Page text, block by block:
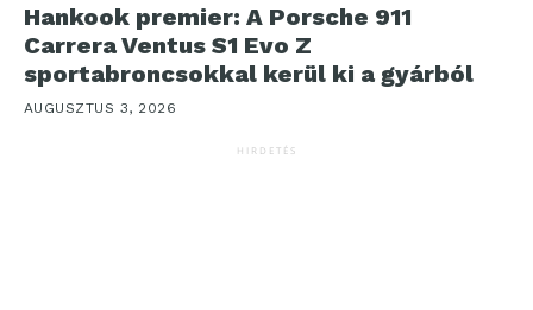
Hankook premier: A Porsche 911
Carrera Ventus S1 Evo Z
sportabroncsokkal kerül ki a gyárból
AUGUSZTUS 3, 2026
HIRDETÉS